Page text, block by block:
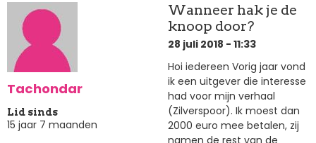
here:
Tachondar
Lid sinds
15 jaar 7 maanden
Wanneer hak je de
knoop door?
28 juli 2018 - 11:33
Hoi iedereen Vorig jaar vond
ik een uitgever die interesse
had voor mijn verhaal
(Zilverspoor). Ik moest dan
2000 euro mee betalen, zij
namen de rest van de